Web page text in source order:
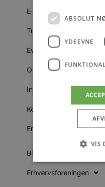
E-Avis
Turistmagasinet
Events
Oplevelser
Information
Kontakt
Erhverv
Blokhus Medier
Erhvervsforeningen
ABSOLUT
YDEEVNE
VIS